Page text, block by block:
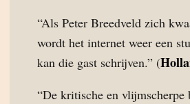
“Als Peter Breedveld zich
wordt het internet weer een
kan die gast schrijven.” (
“De kritische en vlijmscherpe